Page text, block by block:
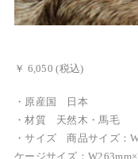
￥ 6,050 (税込)
・原産国 日本
・材質 天然木・馬毛
・サイズ 商品サイズ：
ケージサイズ：